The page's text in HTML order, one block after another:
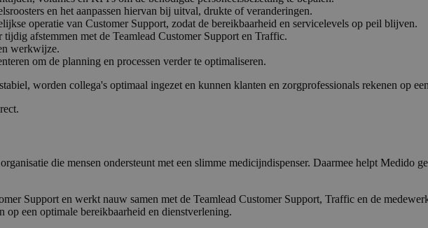
en het aanpassen hiervan bij uitval, drukte of veranderingen.
operatie van Customer Support, zodat de bereikbaarheid en servicelevels op peil blijven.
afstemmen met de Teamlead Customer Support en Traffic.
werkwijze.
om de planning en processen verder te optimaliseren.
worden collega's optimaal ingezet en kunnen klanten en zorgprofessionals rekenen op
die mensen ondersteunt met een slimme medicijndispenser. Daarmee helpt Medido
Support en werkt nauw samen met de Teamlead Customer Support, Traffic en de
op een optimale bereikbaarheid en dienstverlening.